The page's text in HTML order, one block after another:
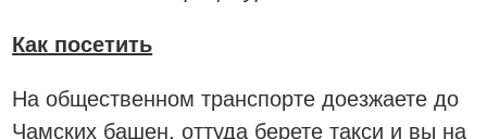
Как посетить
На общественном транспорте доезжаете до
Чамских башен, оттуда берете такси и вы на